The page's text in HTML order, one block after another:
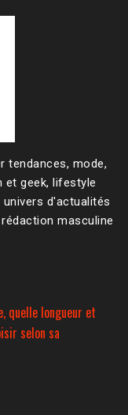
tendances, mode,
et geek, lifestyle
d'actualités
masculine
quelle longueur et
selon sa